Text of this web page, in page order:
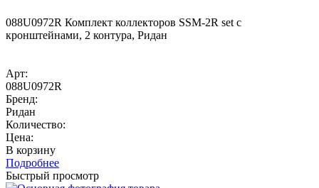
088U0972R Комплект коллекторов SSM-2R set с
кронштейнами, 2 контура, Ридан
Арт:
088U0972R
Бренд:
Ридан
Количество:
Цена:
В корзину
Подробнее
Быстрый просмотр